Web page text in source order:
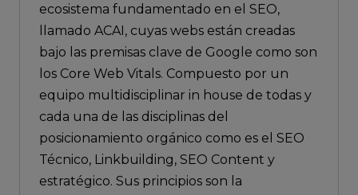
ecosistema fundamentado en el SEO,
llamado ACAI, cuyas webs están creadas
bajo las premisas clave de Google como son
los Core Web Vitals. Compuesto por un
equipo multidisciplinar in house de todas y
cada una de las disciplinas del
posicionamiento orgánico como es el SEO
Técnico, Linkbuilding, SEO Content y
estratégico. Sus principios son la